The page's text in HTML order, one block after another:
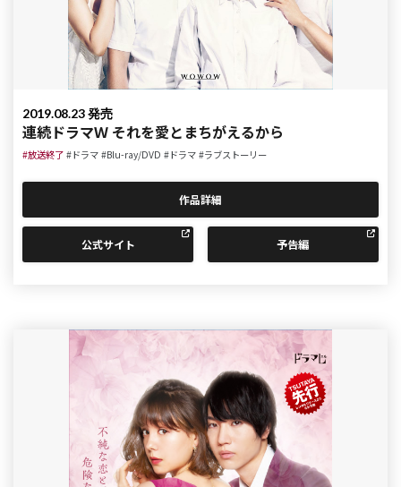
2019.08.23 発売
連続ドラマＷ それを愛とまちがえるから
#放送終了 #ドラマ #Blu-ray/DVD #ドラマ #ラブストーリー
作品詳細
公式サイト 予告編